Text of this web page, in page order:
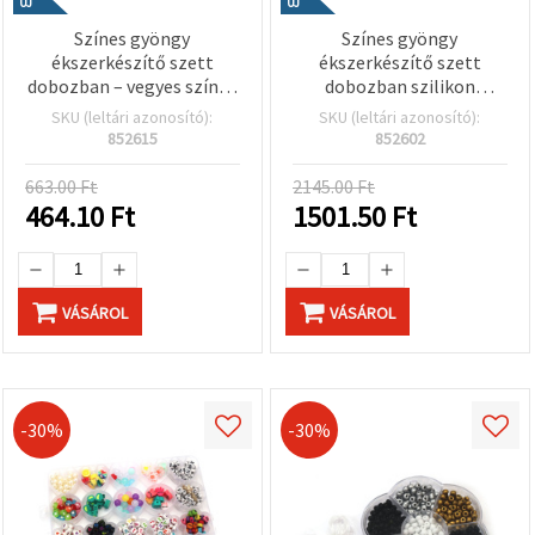
Színes gyöngy
ékszerkészítő szett
dobozban – vegyes színek
– gyerekeknek kreatív
kézműveskedéshez és DIY
SKU (leltári azonosító):
852615
663.00 Ft
464.10 Ft
VÁSÁROL
Színes gyöngy
ékszerkészítő szett
dobozban szilikon
elasztikus damillal –
vegyes színek – kreatív
ékszerkészítéshez
SKU (leltári azonosító):
852602
2145.00 Ft
1501.50 Ft
VÁSÁROL
-30% -30%